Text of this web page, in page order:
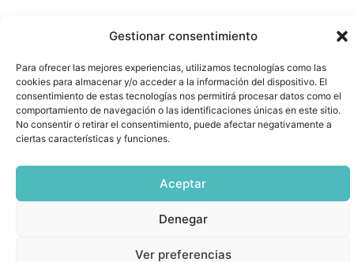
Gestionar consentimiento
Para ofrecer las mejores experiencias, utilizamos tecnologías como las
cookies para almacenar y/o acceder a la información del dispositivo. El
consentimiento de estas tecnologías nos permitirá procesar datos como el
comportamiento de navegación o las identificaciones únicas en este sitio.
No consentir o retirar el consentimiento, puede afectar negativamente a
ciertas características y funciones.
Aceptar
Denegar
Ver preferencias